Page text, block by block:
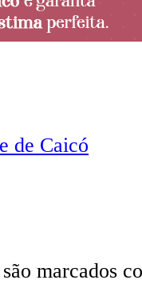
de Caicó
marcados